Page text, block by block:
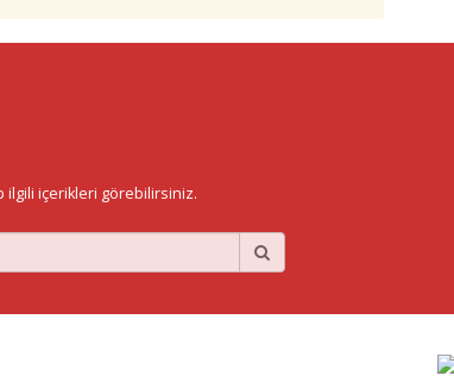
ilgili içerikleri görebilirsiniz.